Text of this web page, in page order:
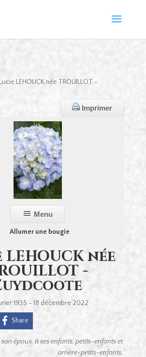
LEHOUCK née TROUILLOT -
Imprimer
Menu
Allumer une bougie
née
-
1935 - 18 décembre 2022
Share
son époux, à ses enfants, petits-enfants et
arrière-petits-enfants,